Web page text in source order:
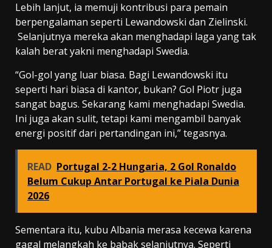
Lebih lanjut, ia memuji kontribusi para pemain
berpengalaman seperti Lewandowski dan Zielinski.
Selanjutnya mereka akan menghadapi laga yang tak
kalah berat yakni menghadapi Swedia.
“Gol-gol yang luar biasa. Bagi Lewandowski itu
seperti hari biasa di kantor, bukan? Gol Piotr juga
sangat bagus. Sekarang kami menghadapi Swedia.
Ini juga akan sulit, tetapi kami mengambil banyak
energi positif dari pertandingan ini,” tegasnya.
READ Portugal 2-2 Hungaria, 2 Gol Ronaldo
Belum Cukup Antar Portugal ke Piala Dunia
2026
Sementara itu, kubu Albania merasa kecewa karena
gagal melangkah ke babak selanjutnya. Seperti